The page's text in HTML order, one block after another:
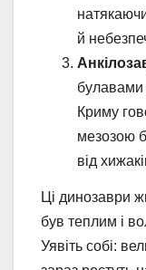
й
булавами
Криму
мезозою
від
Ці динозаври
був теплим і
Уявіть собі: